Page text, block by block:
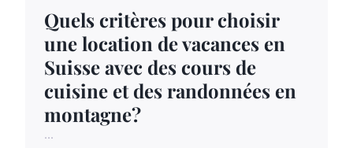
Quels critères pour choisir
une location de vacances en
Suisse avec des cours de
cuisine et des randonnées en
montagne?
...